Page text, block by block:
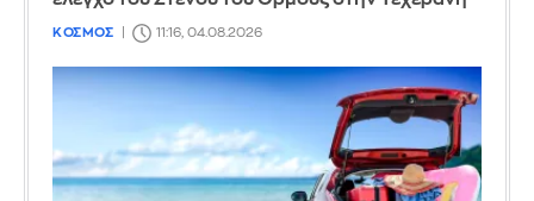
ΚΟΣΜΟΣ 11:16, 04.08.2026